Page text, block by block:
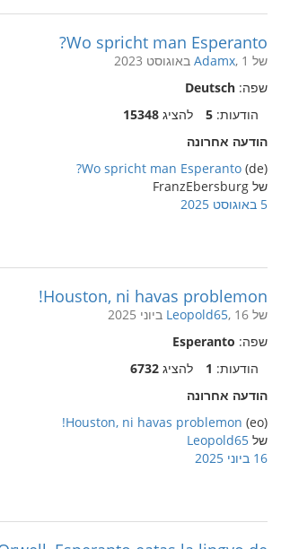
Wo spricht man Esperanto?
של Adamx, 1 באוגוסט 2023
שפה: Deutsch
הודעות: 5 להציג 15348
הודעה אחרונה
(de)
Wo spricht man Esperanto?
של FranzEbersburg
5 באוגוסט 2025
Houston, ni havas problemon!
של Leopold65, 16 ביוני 2025
שפה: Esperanto
הודעות: 1 להציג 6732
הודעה אחרונה
(eo)
Houston, ni havas problemon!
של Leopold65
16 ביוני 2025